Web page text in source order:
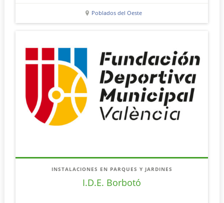
Poblados del Oeste
INSTALACIONES EN PARQUES Y JARDINES
I.D.E. Borbotó